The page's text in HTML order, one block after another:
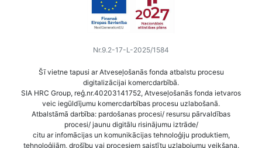
Nr.9.2-17-L-2025/1584
Šī vietne tapusi ar Atveseļošanās fonda atbalstu procesu
digitalizācijai komercdarbībā.
SIA HRC Group, reģ.nr.40203141752, Atveseļošanās fonda ietvaros
veic iegūldījumu komercdarbības procesu uzlabošanā.
Atbalstāmā darbība: pardošanas procesi/ resursu pārvaldības
procesi/ jaunu digitālu risinājumu iztrāde/
citu ar infomācijas un komunikācijas tehnoloģiju produktiem,
tehnoloģijām, drošību vai procesiem saistītu uzlabojumu veikšana.